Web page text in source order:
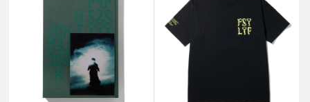
P.A.M. / PERKS AND MINI
PSYLYF BOOK C
￥14,300
P.A.M. / PERKS AND MINI
PSYLYF TEE BLACK